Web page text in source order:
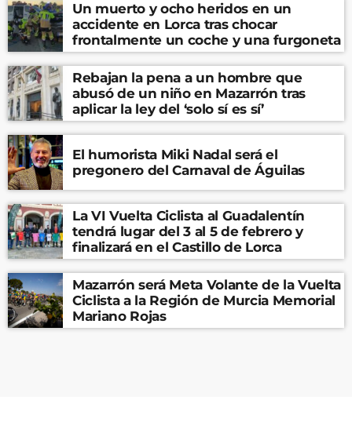
Un muerto y ocho heridos en un
accidente en Lorca tras chocar
frontalmente un coche y una furgoneta
Rebajan la pena a un hombre que
abusó de un niño en Mazarrón tras
aplicar la ley del ‘solo sí es sí’
El humorista Miki Nadal será el
pregonero del Carnaval de Águilas
La VI Vuelta Ciclista al Guadalentín
tendrá lugar del 3 al 5 de febrero y
finalizará en el Castillo de Lorca
Mazarrón será Meta Volante de la Vuelta
Ciclista a la Región de Murcia Memorial
Mariano Rojas